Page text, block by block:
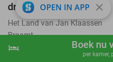
shopping_cart
hotel Boek nu
per kamer,
drankje
Het Land van Jan Klaassen
Braamt
Verkocht: 3.979
OPEN IN APP close